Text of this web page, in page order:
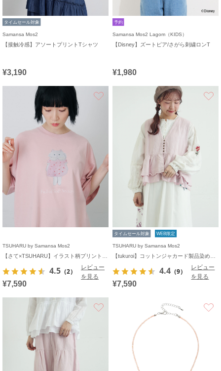
タイムセール対象
Samansa Mos2
【接触冷感】アソートプリントTシャツ
¥3,190
予約
Samansa Mos2 Lagom（KIDS）
【Disney】ズートピア/さがら刺繍ロンT
¥1,980
TSUHARU by Samansa Mos2
4.5 （2）
レビュー
を見る
¥7,590
タイムセール対象 WEB限定
TSUHARU by Samansa Mos2
4.4 （9）
レビュー
を見る
¥7,590